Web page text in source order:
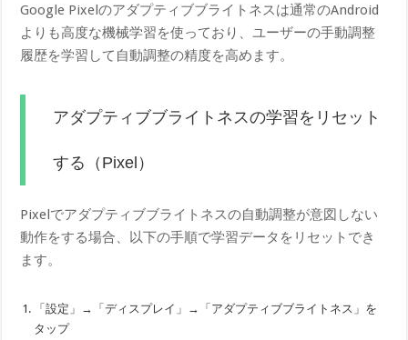
Google Pixelのアダプティブブライトネスは通常のAndroid
よりも高度な機械学習を使っており、ユーザーの手動調整
履歴を学習して自動調整の精度を高めます。
アダプティブブライトネスの学習をリセット
する（Pixel）
Pixelでアダプティブブライトネスの自動調整が意図しない
動作をする場合、以下の手順で学習データをリセットでき
ます。
「設定」→「ディスプレイ」→「アダプティブブライトネス」を
タップ